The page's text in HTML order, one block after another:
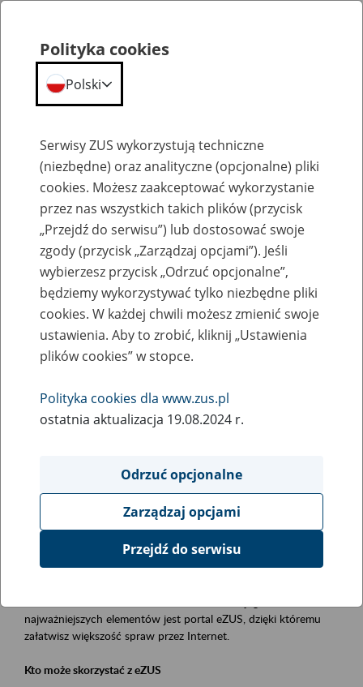
Szkolenia
Zaproś ZUS do siebie - zakładanie profili
eZUS w siedzibie Twojej firmy
Rodzaj wydarzenia
Szkolenia
Obszar merytoryczny
obsługa klientów
Opis wydarzenia
Platforma Usług Elektronicznych ZUS eZUS
najważniejszych elementów jest portal eZUS, dzięki któremu
załatwisz większość spraw przez Internet.
Kto może skorzystać z eZUS
Polityka cookies
Polski
Serwisy ZUS wykorzystują techniczne
(niezbędne) oraz analityczne (opcjonalne) pliki
cookies. Możesz zaakceptować wykorzystanie
przez nas wszystkich takich plików (przycisk
„Przejdź do serwisu”) lub dostosować swoje
zgody (przycisk „Zarządzaj opcjami”). Jeśli
wybierzesz przycisk „Odrzuć opcjonalne”,
będziemy wykorzystywać tylko niezbędne pliki
cookies. W każdej chwili możesz zmienić swoje
ustawienia. Aby to zrobić, kliknij „Ustawienia
plików cookies” w stopce.
Polityka cookies dla www.zus.pl
ostatnia aktualizacja 19.08.2024 r.
Odrzuć opcjonalne
Zarządzaj opcjami
Przejdź do serwisu